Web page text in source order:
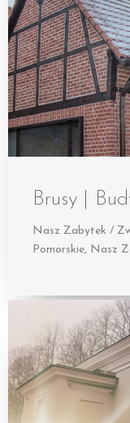
Brusy |
Nasz Zabytek /
Pomorskie, Nasz